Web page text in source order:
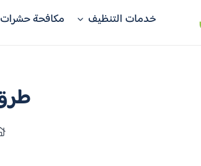
خدمات التنظيف مكافحة حشرات